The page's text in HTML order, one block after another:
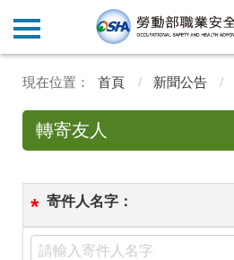
首頁 新聞公告
轉寄友人
* 寄件人名字：